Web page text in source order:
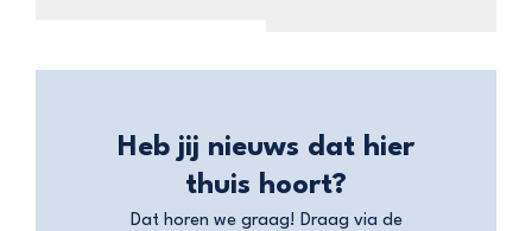
Heb jij nieuws dat hier
thuis hoort?
Dat horen we graag! Draag via de